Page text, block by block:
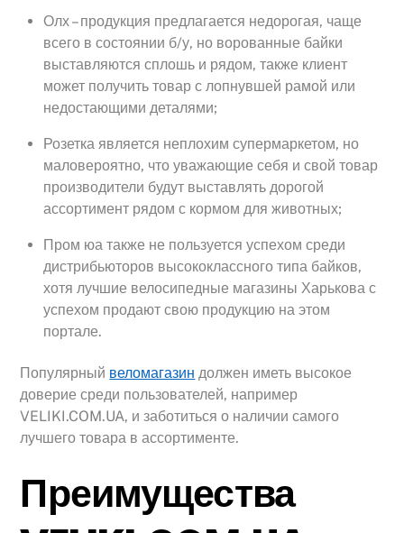
Олх – продукция предлагается недорогая, чаще
всего в состоянии б/у, но ворованные байки
выставляются сплошь и рядом, также клиент
может получить товар с лопнувшей рамой или
недостающими деталями;
Розетка является неплохим супермаркетом, но
маловероятно, что уважающие себя и свой товар
производители будут выставлять дорогой
ассортимент рядом с кормом для животных;
Пром юа также не пользуется успехом среди
дистрибьюторов высококлассного типа байков,
хотя лучшие велосипедные магазины Харькова с
успехом продают свою продукцию на этом
портале.
Популярный веломагазин должен иметь высокое
доверие среди пользователей, например
VELIKI.COM.UA, и заботиться о наличии самого
лучшего товара в ассортименте.
Преимущества